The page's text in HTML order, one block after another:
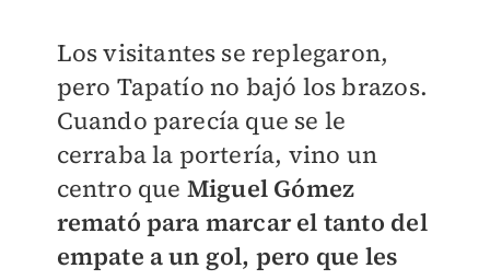
Los visitantes se replegaron,
pero Tapatío no bajó los brazos.
Cuando parecía que se le
cerraba la portería, vino un
centro que Miguel Gómez
remató para marcar el tanto del
empate a un gol, pero que les